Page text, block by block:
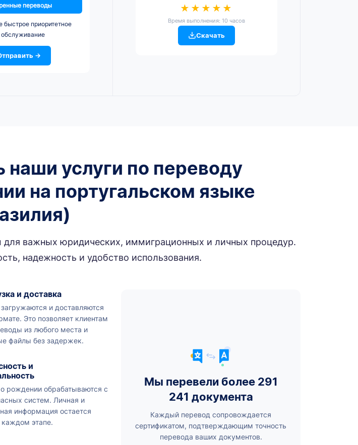
переводы
быстрое приоритетное
обслуживание
→
★★★★★
Время выполнения: 10 часов
Скачать
услуги по переводу
на португальском языке
важных юридических, иммиграционных и личных процедур.
надежность и удобство использования.
и доставка
и доставляются
Это позволяет клиентам
из любого места и
файлы без задержек.
и
рождении обрабатываются с
систем. Личная и
информация остается
этапе.
Мы перевели более 291
241 документа
Каждый перевод сопровождается
сертификатом, подтверждающим точность
перевода ваших документов.